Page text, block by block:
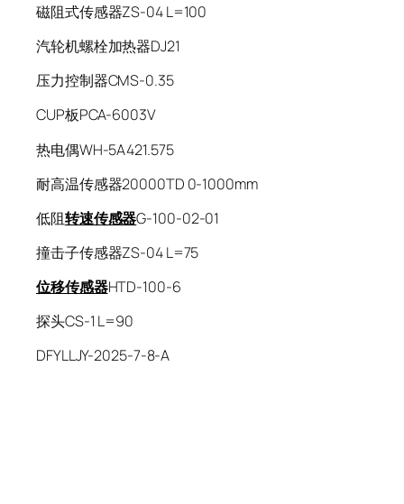
磁阻式传感器ZS-04 L=100
汽轮机螺栓加热器DJ21
压力控制器CMS-0.35
CUP板PCA-6003V
热电偶WH-5A421.575
耐高温传感器20000TD 0-1000mm
低阻转速传感器G-100-02-01
撞击子传感器ZS-04 L=75
位移传感器HTD-100-6
探头CS-1 L=90
DFYLLJY-2025-7-8-A